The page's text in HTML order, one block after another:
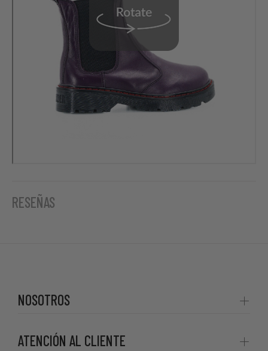
RESEÑAS
NOSOTROS
ATENCIÓN AL CLIENTE